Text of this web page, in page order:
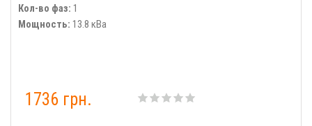
Кол-во фаз: 1
Мощность: 13.8 кВа
1736 грн.